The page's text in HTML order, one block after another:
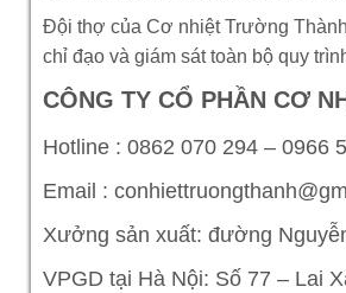
Đội thợ của Cơ nhiệt Trường
chỉ đạo và giám sát toàn bộ quy
CÔNG TY CỔ PHẦN CƠ
Hotline : 0862 070 294 – 0966
Email :
Xưởng sản xuất: đường
VPGD tại Hà Nội: Số 77 – Lai